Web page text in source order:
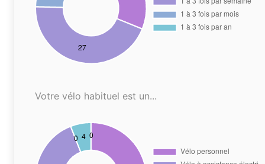
Votre vélo habituel est un...